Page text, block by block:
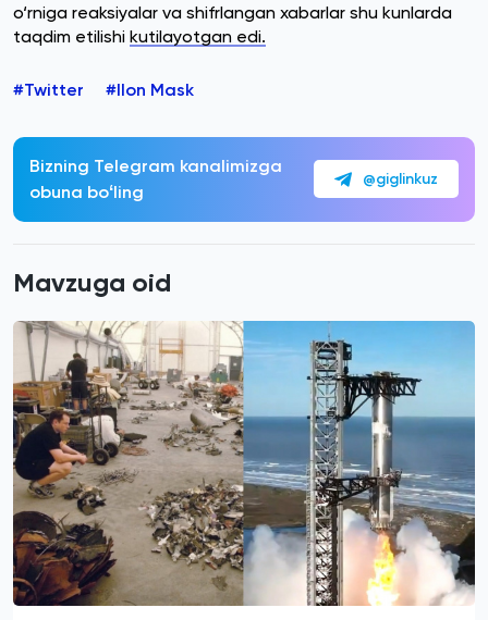
o‘rniga reaksiyalar va shifrlangan xabarlar shu kunlarda
taqdim etilishi kutilayotgan edi.
#Twitter #Ilon Mask
Bizning Telegram kanalimizga
obuna boʻling
@giglinkuz
Mavzuga oid